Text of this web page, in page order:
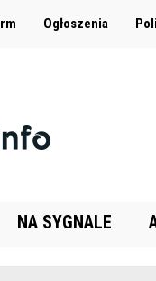
Ogłoszenia
NA SYGNALE